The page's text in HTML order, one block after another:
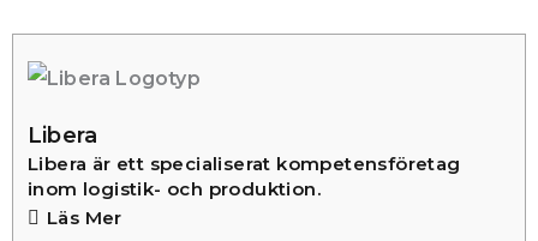
Libera
Libera är ett specialiserat kompetensföretag
inom logistik- och produktion.
Läs Mer